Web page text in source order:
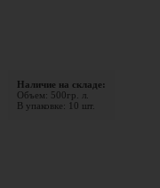
Наличие на складе:
Объем: 500гр. л.
В упаковке: 10 шт.